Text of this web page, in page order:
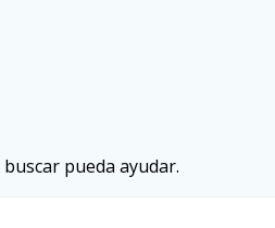
pueda ayudar.